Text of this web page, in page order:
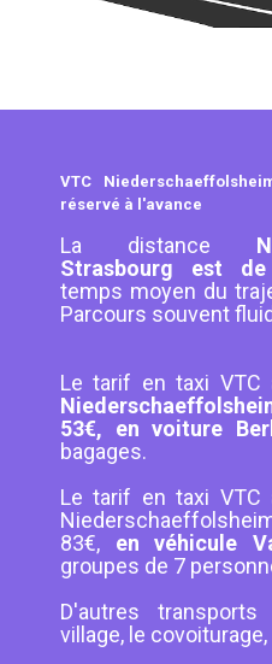
VTC
réservé à l'avance
La distance
Strasbourg est
temps moyen du
Parcours souvent
Le tarif en taxi VTC
53€, en voiture
bagages.
Le tarif en taxi VTC
83€, en véhicule
groupes de 7
D'autres
village, le